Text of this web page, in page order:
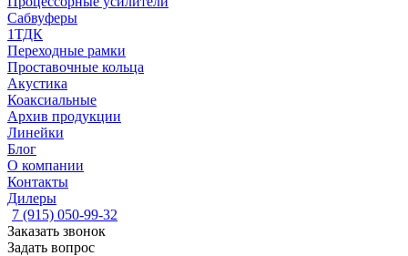
Сабвуферы
1ТДК
Переходные рамки
Проставочные кольца
Акустика
Коаксиальные
Архив продукции
Линейки
Блог
О компании
Контакты
Дилеры
7 (915) 050-99-32
Заказать звонок
Задать вопрос